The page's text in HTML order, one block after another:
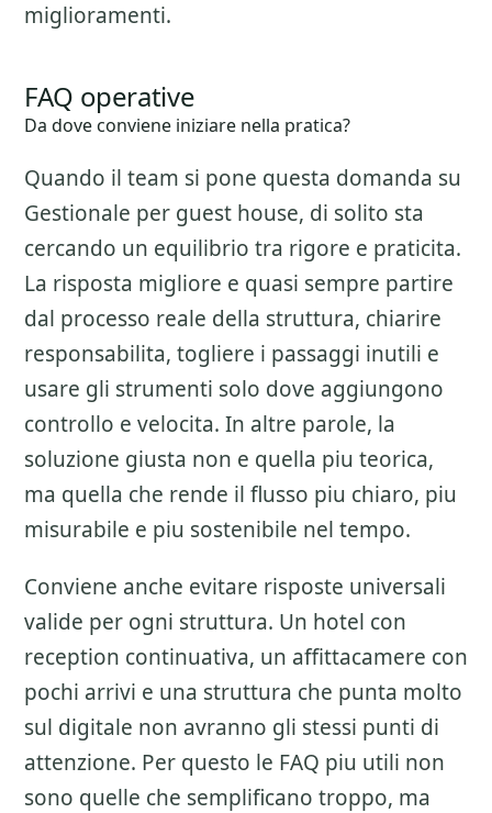
miglioramenti.
FAQ operative
Da dove conviene iniziare nella pratica?
Quando il team si pone questa domanda su
Gestionale per guest house, di solito sta
cercando un equilibrio tra rigore e praticita.
La risposta migliore e quasi sempre partire
dal processo reale della struttura, chiarire
responsabilita, togliere i passaggi inutili e
usare gli strumenti solo dove aggiungono
controllo e velocita. In altre parole, la
soluzione giusta non e quella piu teorica,
ma quella che rende il flusso piu chiaro, piu
misurabile e piu sostenibile nel tempo.
Conviene anche evitare risposte universali
valide per ogni struttura. Un hotel con
reception continuativa, un affittacamere con
pochi arrivi e una struttura che punta molto
sul digitale non avranno gli stessi punti di
attenzione. Per questo le FAQ piu utili non
sono quelle che semplificano troppo, ma